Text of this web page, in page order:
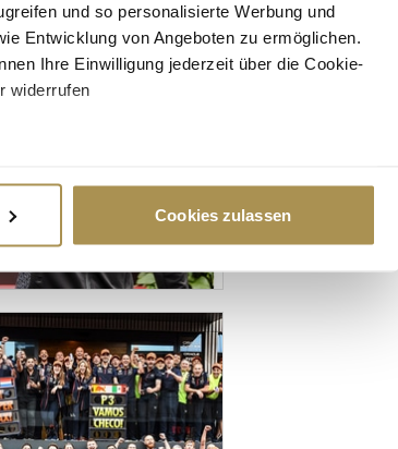
und so personalisierte Werbung und
Entwicklung von Angeboten zu ermöglichen.
Ihre Einwilligung jederzeit über die Cookie-
widerrufen
und legen Sie Ihre Präferenzen im
für soziale Medien anbieten zu können
zu Ihrer Verwendung unserer
Unsere Partner führen diese Informationen
oder die sie im Rahmen Ihrer Nutzung
Cookies zulassen